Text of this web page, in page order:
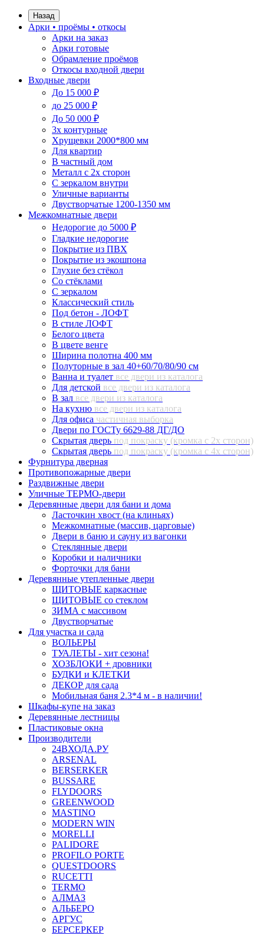
Назад
Арки • проёмы • откосы
Арки на заказ
Арки готовые
Обрамление проёмов
Откосы входной двери
Входные двери
До 15 000 ₽
до 25 000 ₽
До 50 000 ₽
3х контурные
Хрущевки 2000*800 мм
Для квартир
В частный дом
Металл с 2х сторон
С зеркалом внутри
Уличные варианты
Двустворчатые 1200-1350 мм
Межкомнатные двери
Недорогие до 5000 ₽
Гладкие недорогие
Покрытие из ПВХ
Покрытие из экошпона
Глухие без стёкол
Со стёклами
С зеркалом
Классический стиль
Под бетон - ЛОФТ
В стиле ЛОФТ
Белого цвета
В цвете венге
Ширина полотна 400 мм
Полуторные в зал 40+60/70/80/90 см
Ванна и туалет все двери из каталога
Для детской все двери из каталога
В зал все двери из каталога
На кухню все двери из каталога
Для офиса частичная выборка
Двери по ГОСТу 6629-88 ДГ/ДО
Скрытая дверь под покраску (кромка с 2х сторон)
Скрытая дверь под покраску (кромка с 4х сторон)
Фурнитура дверная
Противопожарные двери
Раздвижные двери
Уличные ТЕРМО-двери
Деревянные двери для бани и дома
Ласточкин хвост (на клиньях)
Межкомнатные (массив, царговые)
Двери в баню и сауну из вагонки
Стеклянные двери
Коробки и наличники
Форточки для бани
Деревянные утепленные двери
ЩИТОВЫЕ каркасные
ЩИТОВЫЕ со стеклом
ЗИМА с массивом
Двустворчатые
Для участка и сада
ВОЛЬЕРЫ
ТУАЛЕТЫ - хит сезона!
ХОЗБЛОКИ + дровники
БУДКИ и КЛЕТКИ
ДЕКОР для сада
Мобильная баня 2.3*4 м - в наличии!
Шкафы-купе на заказ
Деревянные лестницы
Пластиковые окна
Производители
24ВХОДА.РУ
ARSENAL
BERSERKER
BUSSARE
FLYDOORS
GREENWOOD
MASTINO
MODERN WIN
MORELLI
PALIDORE
PROFILO PORTE
QUESTDOORS
RUCETTI
TERMO
АЛМАЗ
АЛЬБЕРО
АРГУС
БЕРСЕРКЕР